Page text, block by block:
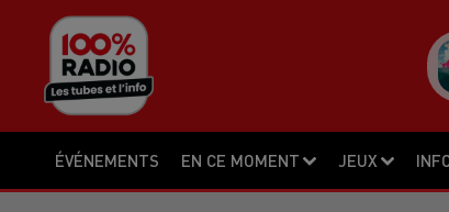
ÉVÉNEMENTS EN CE MOMENT JEUX